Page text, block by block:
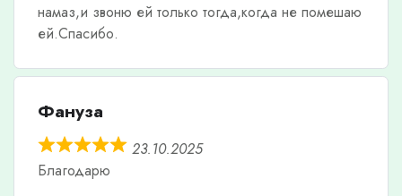
намаз,и звоню ей только тогда,когда не помешаю
ей.Спасибо.
Фануза
23.10.2025
Благодарю